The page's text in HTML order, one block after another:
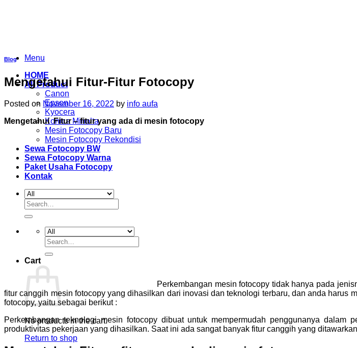
Menu
HOME
All Product
Canon
Epson
Kyocera
Konica Minolta
Mesin Fotocopy Baru
Mesin Fotocopy Rekondisi
Sewa Fotocopy BW
Sewa Fotocopy Warna
Paket Usaha Fotocopy
Kontak
Search
for:
Search
for:
Cart
No products in the cart.
Return to shop
Blog
Mengetahui Fitur-Fitur Fotocopy
Posted on November 16, 2022 by info aufa
Mengetahui Fitur – fitur yang ada di mesin fotocopy
Perkembangan mesin fotocopy tidak hanya pada
fitur canggih mesin fotocopy yang dihasilkan dari inovasi dan teknologi terbaru, dan anda
fotocopy, yaitu sebagai berikut :
Perkembangan teknologi mesin fotocopy dibuat untuk mempermudah penggunanya
produktivitas pekerjaan yang dihasilkan. Saat ini ada sangat banyak fitur canggih yang